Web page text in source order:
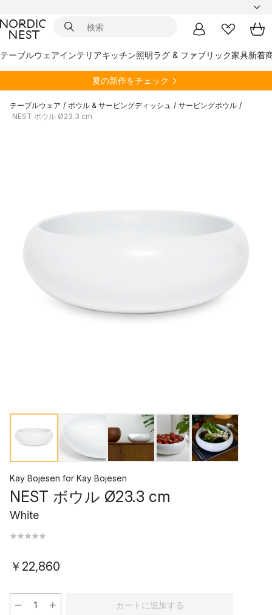
テーブルウェアインテリアキッチン照明ラグ & ファブリック家具新着
夏の新作をチェック
テーブルウェア / ボウル & サービングディッシュ / サービングボウル /
NEST ボウル Ø23.3 cm
Kay Bojesen for Kay Bojesen
NEST ボウル Ø23.3 cm
White
￥22,860
カートに追加する